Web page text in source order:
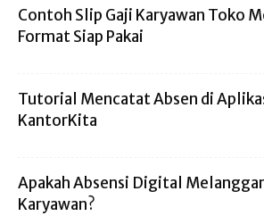
Contoh Slip Gaji Karyawan Toko
Format Siap Pakai
Tutorial Mencatat Absen di
KantorKita
Apakah Absensi Digital
Karyawan?